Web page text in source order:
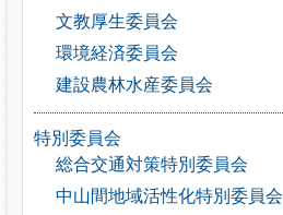
文教厚生委員会
環境経済委員会
建設農林水産委員会
特別委員会
総合交通対策特別委員会
中山間地域活性化特別委員会